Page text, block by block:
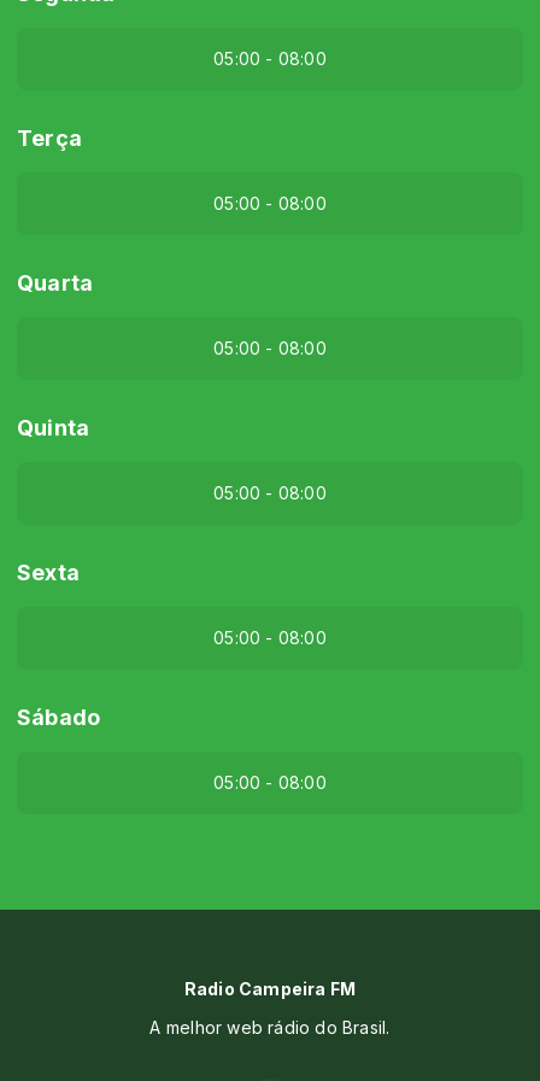
05:00 - 08:00
Terça
05:00 - 08:00
Quarta
05:00 - 08:00
Quinta
05:00 - 08:00
Sexta
05:00 - 08:00
Sábado
05:00 - 08:00
Radio Campeira FM
A melhor web rádio do Brasil.